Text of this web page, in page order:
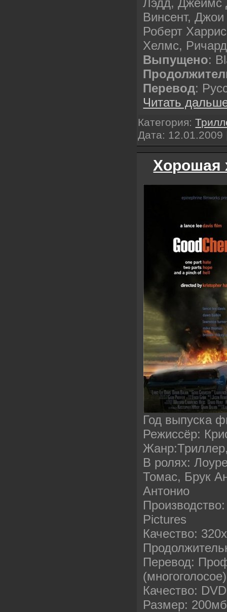
Винсент,
Роберт
Хелмс,
Выпущено:
Перевод:
Читать
Категория:
Дата: 12.01.2009
Хорошая
Год выпуска
Режиссёр:
В ролях:
Томас, Брук
Антонио
Pictures
Качество:
Перевод:
(многоголосое)
Качество:
Размер: 200мб